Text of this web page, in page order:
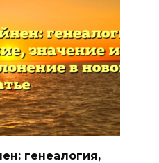
генеалогия,